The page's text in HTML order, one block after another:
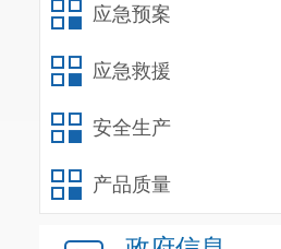
应急预案
应急救援
安全生产
产品质量